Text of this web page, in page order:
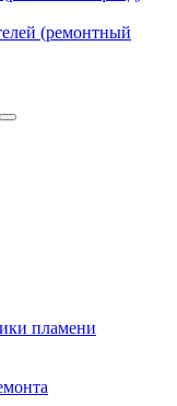
(ремонтный
пламени